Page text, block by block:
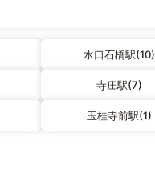
水口石橋駅(10)
寺庄駅(7)
玉桂寺前駅(1)